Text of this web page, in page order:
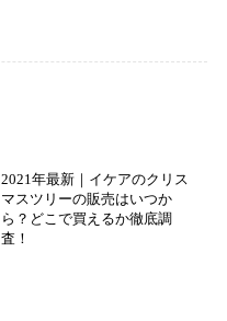
2021年最新｜イケアのクリス
マスツリーの販売はいつか
ら？どこで買えるか徹底調
査！